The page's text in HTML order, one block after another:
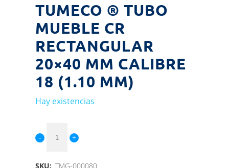
TUMECO ® TUBO
MUEBLE CR
RECTANGULAR
20×40 MM CALIBRE
18 (1.10 MM)
Hay existencias
SKU: TMG-000080